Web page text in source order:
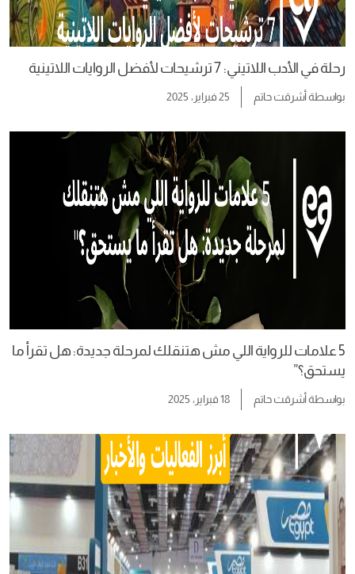
رحلة في الأدب اللاتيني: 7 ترشيحات لأفضل الروايات اللاتينية
بواسطةأشرقت حاتم 25 فبراير، 2025
5 علامات للرواية اللي مش هتنقلك لمرحلة جديدة: هل تقرأ ما
يستحق؟”
بواسطةأشرقت حاتم 18 فبراير، 2025